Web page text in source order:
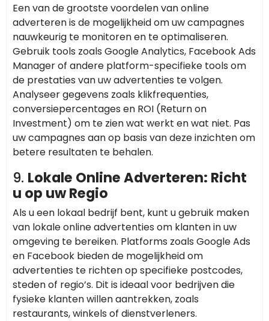
Een van de grootste voordelen van online
adverteren is de mogelijkheid om uw campagnes
nauwkeurig te monitoren en te optimaliseren.
Gebruik tools zoals Google Analytics, Facebook Ads
Manager of andere platform-specifieke tools om
de prestaties van uw advertenties te volgen.
Analyseer gegevens zoals klikfrequenties,
conversiepercentages en ROI (Return on
Investment) om te zien wat werkt en wat niet. Pas
uw campagnes aan op basis van deze inzichten om
betere resultaten te behalen.
9. Lokale Online Adverteren: Richt
u op uw Regio
Als u een lokaal bedrijf bent, kunt u gebruik maken
van lokale online advertenties om klanten in uw
omgeving te bereiken. Platforms zoals Google Ads
en Facebook bieden de mogelijkheid om
advertenties te richten op specifieke postcodes,
steden of regio’s. Dit is ideaal voor bedrijven die
fysieke klanten willen aantrekken, zoals
restaurants, winkels of dienstverleners.